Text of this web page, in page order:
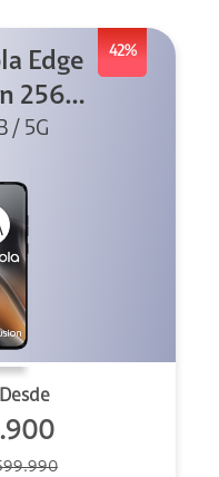
42%
Edge
256GB
/ 5G